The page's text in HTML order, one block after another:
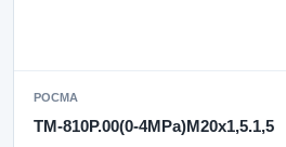
РОСМА
ТМ-810Р.00(0-4MPa)M20x1,5.1,5